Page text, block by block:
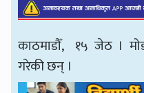
काठमाडौँ, १५ जेठ ।
गरेकी छन् ।